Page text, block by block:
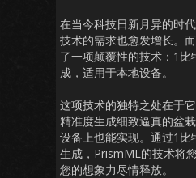
在当今科技日新月异的时
技术的需求也愈发增长。
了一项颠覆性的技术：1
成，适用于本地设备。
这项技术的独特之处在于
精准度生成细致逼真的盆
设备上也能实现。通过1比
生成，PrismML的技术将
您的想象力尽情释放。